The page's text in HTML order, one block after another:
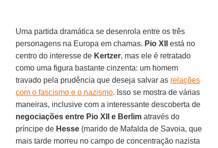
Uma partida dramática se desenrola entre os três
personagens na Europa em chamas. Pio XII
está no
centro do interesse de Kertzer, mas ele é retratado
como uma figura bastante cinzenta: um homem
travado pela prudência que deseja salvar as relações
com o fascismo e o nazismo. Isso se mostra de várias
maneiras, inclusive com a interessante descoberta de
negociações entre Pio XII e Berlim através do
príncipe de Hesse (marido de Mafalda de Savoia, que
mais tarde morreu no campo de concentração nazista